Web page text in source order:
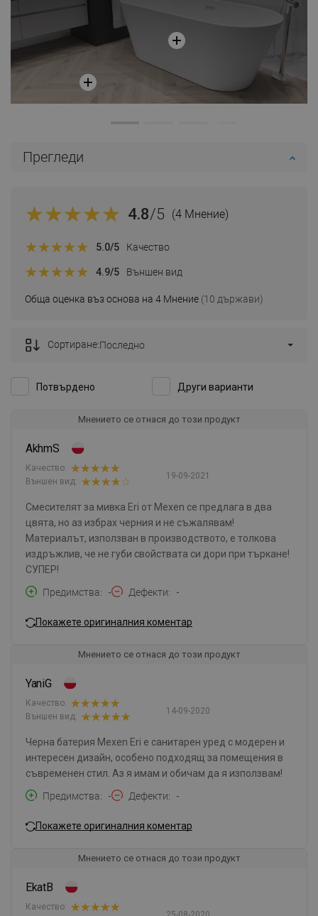
Прегледи
4.8/5 (4 Мнение)
Обща оценка въз основа на 4 Мнение (10 държави)
5.0/5 Качество
4.9/5 Външен вид
Потвърдено Други варианти
Сортиране:Последно
Мнението се отнася до този продукт
AkhmS
19-09-2021
Качество:
Външен вид:
Смесителят за мивка Eri от Mexen се предлага в два
цвята, но аз избрах черния и не съжалявам!
Материалът, използван в производството, е толкова
издръжлив, че не губи свойствата си дори при търкане!
СУПЕР!
Предимства
- Дефекти -
Покажете оригиналния коментар
Мнението се отнася до този продукт
YaniG
14-09-2020
Качество:
Външен вид:
Черна батерия Mexen Eri е санитарен уред с модерен и
интересен дизайн, особено подходящ за помещения в
съвременен стил. Аз я имам и обичам да я използвам!
Предимства
- Дефекти -
Покажете оригиналния коментар
Мнението се отнася до този продукт
EkatB
Качество: